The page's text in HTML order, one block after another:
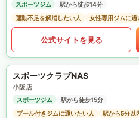
スポーツジム
駅から徒歩14分
運動不足を解消したい人
女性専用ジムに通
公式サイトを見る
スポーツクラブNAS
小阪店
スポーツジム
駅から徒歩15分
プール付きジムに通いたい人
駅から5分以